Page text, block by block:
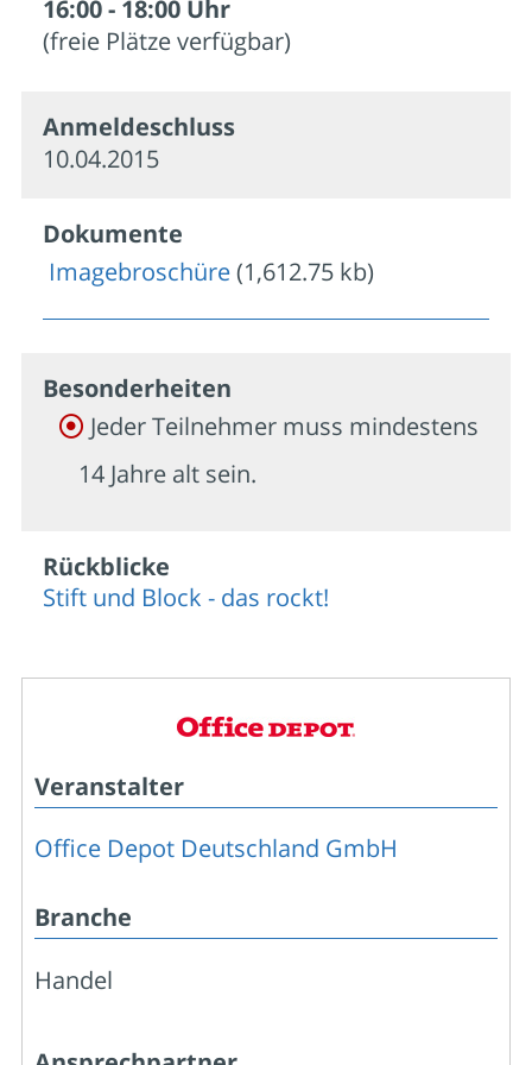
16:00 - 18:00 Uhr
(freie Plätze verfügbar)
Anmelde­schluss
10.04.2015
Dokumente
Imagebroschüre(1,612.75 kb)
Besonder­heiten
Jeder Teilnehmer muss mindestens
14 Jahre alt sein.
Rückblicke
Stift und Block - das rockt!
Veranstalter
Office Depot Deutschland GmbH
Branche
Handel